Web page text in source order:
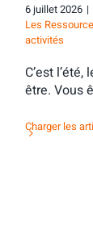
6 juillet 2026 |
Les
activités
C’est
être. Vous
Charger les